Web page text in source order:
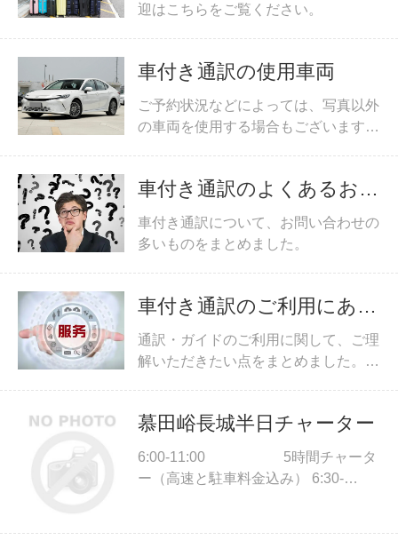
迎はこちらをご覧ください。
車付き通訳の使用車両
ご予約状況などによっては、写真以外
の車両を使用する場合もございます。
車付き通訳のよくあるお問
い合わせ
車付き通訳について、お問い合わせの
多いものをまとめました。
車付き通訳のご利用にあた
って
通訳・ガイドのご利用に関して、ご理
解いただきたい点をまとめました。
慕田峪長城半日チャーター
6:00-11:00 5時間チャータ
ー（高速と駐車料金込み） 6:30-